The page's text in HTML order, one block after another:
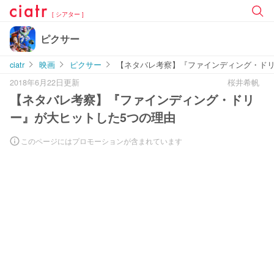
[ シアター ]
ピクサー
ciatr 映画 ピクサー
【ネタバレ考察】『ファインディング・ド
2018年6月22日更新
桜井希帆
【ネタバレ考察】『ファインディング・ドリ
ー』が大ヒットした5つの理由
このページにはプロモーションが含まれています